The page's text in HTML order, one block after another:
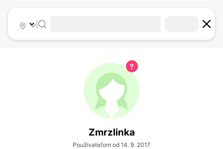
|
Zmrzlinka
Používateľom od 14. 9. 2017